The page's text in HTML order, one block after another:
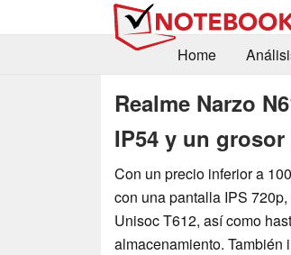
Home
Realme Narzo
IP54 y un
Con un precio inferior a
con una pantalla IPS
Unisoc T612, así como
almacenamiento. También